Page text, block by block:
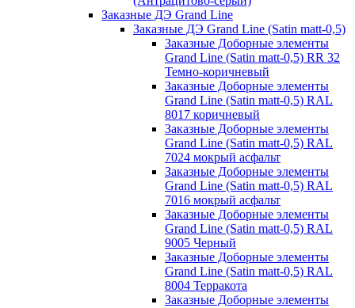
Заказные ДЭ Grand Line
Заказные ДЭ Grand Line (Satin matt-0,5)
Заказные Доборные элементы
Grand Line (Satin matt-0,5) RR 32
Темно-коричневый
Заказные Доборные элементы
Grand Line (Satin matt-0,5) RAL
8017 коричневый
Заказные Доборные элементы
Grand Line (Satin matt-0,5) RAL
7024 мокрый асфальт
Заказные Доборные элементы
Grand Line (Satin matt-0,5) RAL
7016 мокрый асфальт
Заказные Доборные элементы
Grand Line (Satin matt-0,5) RAL
9005 Черный
Заказные Доборные элементы
Grand Line (Satin matt-0,5) RAL
8004 Терракота
Заказные Доборные элементы